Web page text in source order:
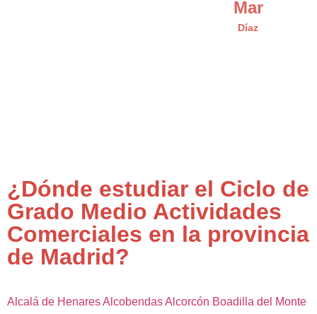
Mar
Díaz
¿Dónde estudiar el Ciclo de
Grado Medio Actividades
Comerciales en la provincia
de Madrid?
Alcalá de HenaresAlcobendasAlcorcón Boadilla del Monte